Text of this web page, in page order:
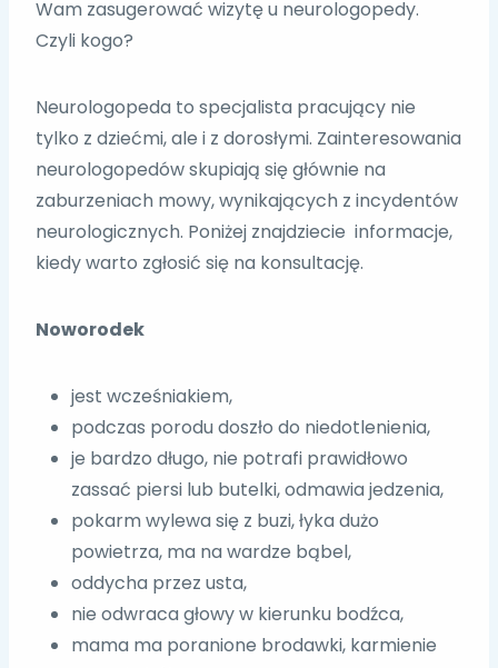
Wam zasugerować wizytę u neurologopedy.
Czyli kogo?
Neurologopeda to specjalista pracujący nie
tylko z dziećmi, ale i z dorosłymi. Zainteresowania
neurologopedów skupiają się głównie na
zaburzeniach mowy, wynikających z incydentów
neurologicznych. Poniżej znajdziecie informacje,
kiedy warto zgłosić się na konsultację.
Noworodek
jest wcześniakiem,
podczas porodu doszło do niedotlenienia,
je bardzo długo, nie potrafi prawidłowo
zassać piersi lub butelki, odmawia jedzenia,
pokarm wylewa się z buzi, łyka dużo
powietrza, ma na wardze bąbel,
oddycha przez usta,
nie odwraca głowy w kierunku bodźca,
mama ma poranione brodawki, karmienie